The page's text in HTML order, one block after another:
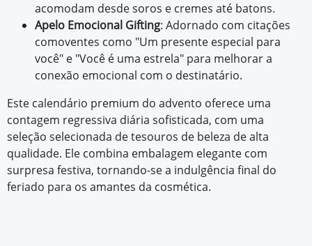
acomodam desde soros e cremes até batons.
Apelo Emocional Gifting: Adornado com citações
comoventes como "Um presente especial para
você" e "Você é uma estrela" para melhorar a
conexão emocional com o destinatário.
Este calendário premium do advento oferece uma
contagem regressiva diária sofisticada, com uma
seleção selecionada de tesouros de beleza de alta
qualidade. Ele combina embalagem elegante com
surpresa festiva, tornando-se a indulgência final do
feriado para os amantes da cosmética.